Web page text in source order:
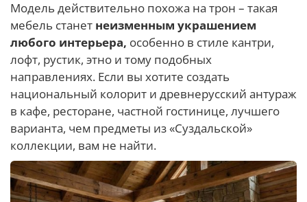
Модель действительно похожа на трон – такая
мебель станет неизменным украшением
любого интерьера, особенно в стиле кантри,
лофт, рустик, этно и тому подобных
направлениях. Если вы хотите создать
национальный колорит и древнерусский антураж
в кафе, ресторане, частной гостинице, лучшего
варианта, чем предметы из «Суздальской»
коллекции, вам не найти.